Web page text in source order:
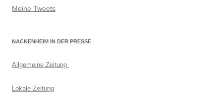
Meine Tweets
NACKENHEIM IN DER PRESSE
Allgemeine Zeitung
Lokale Zeitung